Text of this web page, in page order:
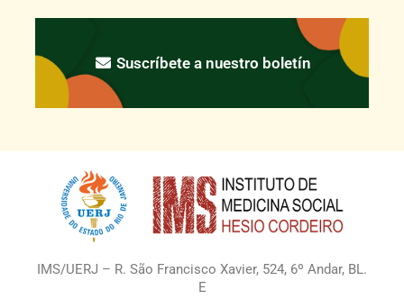
Suscríbete a nuestro boletín
IMS/UERJ – R. São Francisco Xavier, 524, 6º Andar, BL.
E